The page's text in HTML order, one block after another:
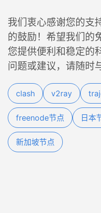
我们衷心感谢您的支
的鼓励！希望我们的
您提供便利和稳定的
问题或建议，请随时
clash v2ray
freenode节点 日本
新加坡节点